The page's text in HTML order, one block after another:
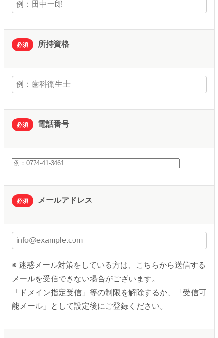
必須 所持資格
必須 電話番号
必須 メールアドレス
※ 迷惑メール対策をしている方は、こちらから送信する
メールを受信できない場合がございます。
「ドメイン指定受信」等の制限を解除するか、「受信可
能メール」として設定後にご登録ください。